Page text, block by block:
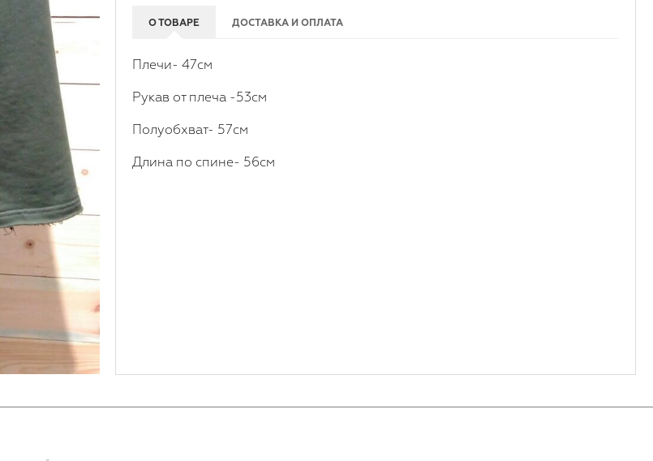
О ТОВАРЕ ДОСТАВКА И ОПЛАТА
Плечи- 47см
Рукав от плеча -53см
Полуобхват- 57см
Длина по спине- 56см